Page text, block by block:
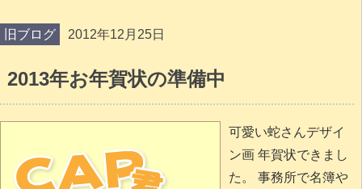
旧ブログ 2012年12月25日
2013年お年賀状の準備中
可愛い蛇さんデザイ
ン画 年賀状できまし
た。 事務所で名簿や